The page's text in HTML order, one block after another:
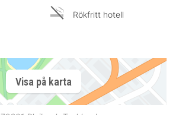
Rökfritt hotell
Visa på karta